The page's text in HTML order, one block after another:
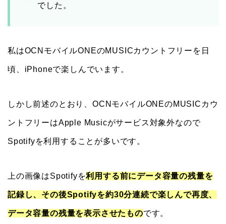
でした。
私はOCNモバイルONEのMUSICカウントフリーを日
頃、iPhoneで楽しんでいます。
しかし前述のとおり、OCNモバイルONEのMUSICカウ
ントフリーはApple Musicがサービス対象外なので
Spotifyを利用することが多いです。
上の画像はSpotifyを利用する前にデータ容量の残量を
記録し、その後Spotifyを約30分連続で楽しんで再度、
データ容量の残量を表示させたものです。